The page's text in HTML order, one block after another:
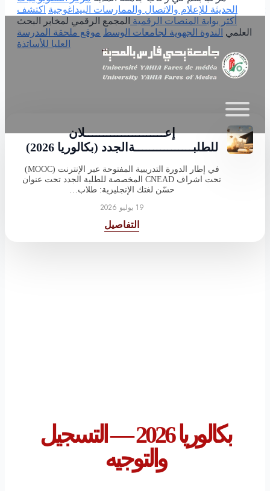
Skip to main content
الحديثة للإعلام والاتصال والممارسات البيداغوجية اكتشف
أكثر بوابة المنصات الرقمية المجمع الرقمي لمخابر البحث
العلمي الندوة الجهوية لجامعات الوسط موقع ملحقة المدرسة
العليا للأساتذة
إعــــــــــــــــــــــلان
للطلبــــــــــــــــةالجدد (بكالوريا 2026)
19 يوليو 2026
في إطار الدورة التدريبية المفتوحة عبر الإنترنت (MOOC)
تحت اشراف CNEAD المخصصة للطلبة الجدد تحت عنوان
حسّن لغتك الإنجليزية: طلاب…
التفاصيل
بكالوريا 2026 — التسجيل
والتوجيه